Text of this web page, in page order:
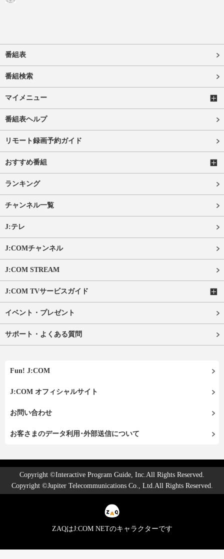
番組表
番組検索
マイメニュー
番組表ヘルプ
リモート録画予約ガイド
おすすめ番組
ランキング
チャンネル一覧
J:テレ
J:COMチャンネル
J:COM STREAM
J:COM TVサービスガイド
イベント・プレゼント
サポート・よくある質問
Fun! J:COM
J:COM オフィシャルサイト
お問い合わせ
お客さまのデータ利用･外部送信について
Copyright ©Interactive Program Guide, Inc.All Rights Reserved.
Copyright ©Jupiter Telecommunications Co., Ltd.All Rights Reserved.
ZAQはJ:COM NETのキャラクターです